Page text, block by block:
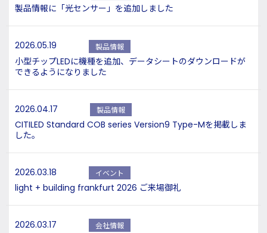
製品情報に「光センサー」を追加しました
2026.05.19 製品情報
小型チップLEDに機種を追加、データシートのダウンロードが
できるようになりました
2026.04.17 製品情報
CITILED Standard COB series Version9 Type-Mを掲載しま
した。
2026.03.18 イベント
light + building frankfurt 2026 ご来場御礼
2026.03.17 会社情報